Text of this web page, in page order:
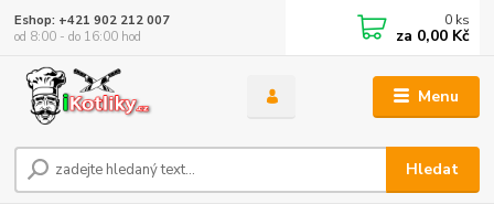
Menu
Hledat
Eshop: +421 902 212 007
od 8:00 - do 16:00 hod
0 ks
za 0,00 Kč